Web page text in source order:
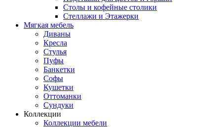
Столы и кофейные столики
Стеллажи и Этажерки
Мягкая мебель
Диваны
Кресла
Стулья
Пуфы
Банкетки
Софы
Кушетки
Оттоманки
Сундуки
Коллекции
Коллекции мебели